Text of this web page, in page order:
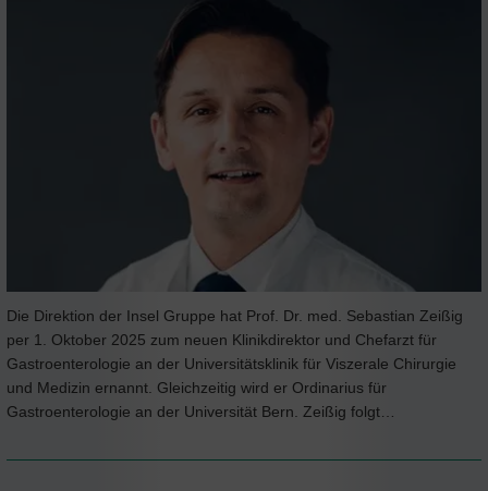
Die Direktion der Insel Gruppe hat Prof. Dr. med. Sebastian Zeißig
per 1. Oktober 2025 zum neuen Klinikdirektor und Chefarzt für
Gastroenterologie an der Universitätsklinik für Viszerale Chirurgie
und Medizin ernannt. Gleichzeitig wird er Ordinarius für
Gastroenterologie an der Universität Bern. Zeißig folgt…